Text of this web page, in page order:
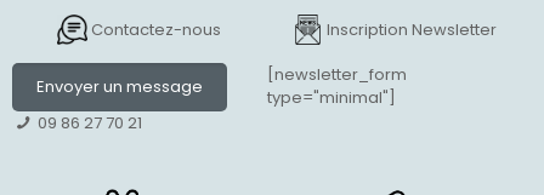
Contactez-nous
Envoyer un message
09 86 27 70 21
Inscription Newsletter
[newsletter_form
type="minimal"]